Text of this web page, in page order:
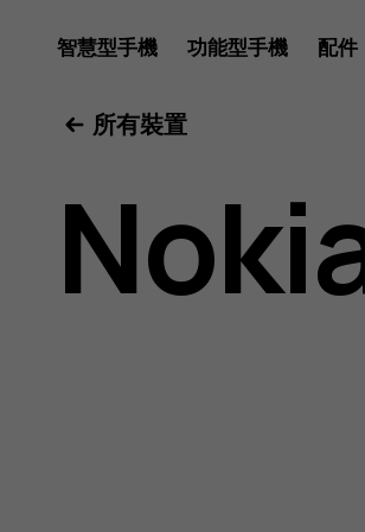
Nokia
G20
用
智慧型手機 功能型手機 配件
所有裝置